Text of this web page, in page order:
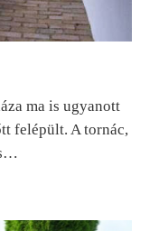
ma is ugyanott
felépült. A tornác,